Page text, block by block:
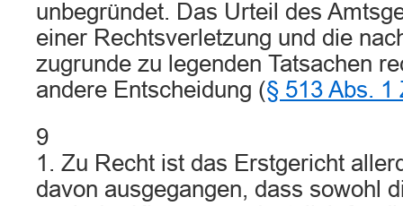
unbegründet. Das Urteil des
einer Rechtsverletzung und die
zugrunde zu legenden Tatsachen
andere Entscheidung (§ 513 Abs. 1
9
1. Zu Recht ist das Erstgericht
davon ausgegangen, dass sowohl